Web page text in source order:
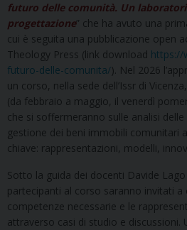
futuro delle comunità. Un
progettazione” che ha avuto una
cui è seguita una pubblicazione open
Theology Press (link download https://
futuro-delle-comunita/). Nel 2026
un corso, nella sede dell’Issr di
(da febbraio a maggio, il venerdì
che si soffermeranno sulle analisi
gestione dei beni immobili comunitari
chiave: rappresentazioni, modelli,
Sotto la guida dei docenti Davide
partecipanti al corso saranno invitati
competenze necessarie e le
attraverso casi di studio e discussioni.